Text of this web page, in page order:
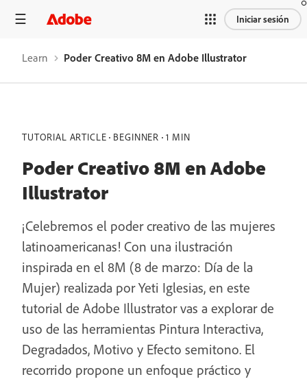
Iniciar sesión
Learn Poder Creativo 8M en Adobe Illustrator
TUTORIAL ARTICLE BEGINNER 1 MIN
Poder Creativo 8M en Adobe
Illustrator
¡Celebremos el poder creativo de las mujeres
latinoamericanas! Con una ilustración
inspirada en el 8M (8 de marzo: Día de la
Mujer) realizada por Yeti Iglesias, en este
tutorial de Adobe Illustrator vas a explorar de
uso de las herramientas Pintura Interactiva,
Degradados, Motivo y Efecto semitono. El
recorrido propone un enfoque práctico y